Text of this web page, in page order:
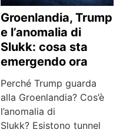
Groenlandia, Trump
e l’anomalia di
Slukk: cosa sta
emergendo ora
Perché Trump guarda
alla Groenlandia? Cos’è
l’anomalia di
Slukk? Esistono tunnel